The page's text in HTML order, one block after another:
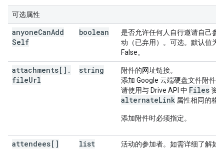
可选属性
anyoneCanAdd
Self
boolean
是否允许任何人自行邀请自己参
动（已弃用）。可选。默认值为
False。
attachments[] .
fileUrl
string
附件的网址链接。
添加 Google 云端硬盘文件附件
请使用与 Drive API 中 Files 资
alternateLink 属性相同的格
添加附件时必须指定。
attendees[] list
活动的参加者。如需详细了解如